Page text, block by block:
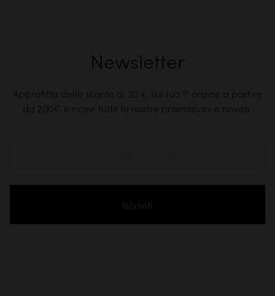
Newsletter
Approfitta dello sconto di 20 € sul tuo 1° ordine a partire
da 200€ e ricevi tutte le nostre promozioni e novità.
Iscriviti